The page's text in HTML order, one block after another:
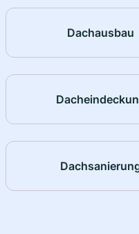
Dachausbau